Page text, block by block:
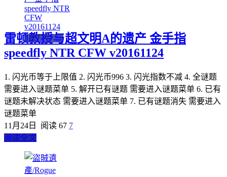
3DS金手指
雷顿教授与超文明A的遗产 金手指
speedfly NTR CFW v20161124
1. 闪光币等于上限值 2. 闪光币996 3. 闪光指数不减 4. 全谜题
需要进入谜题菜单 5. 解开已有谜题 需要进入谜题菜单 6. 已有
谜题未解决状态 需要进入谜题菜单 7. 已有谜题消失 需要进入
谜题菜单
11月24日
阅读 67 7
阅读全文